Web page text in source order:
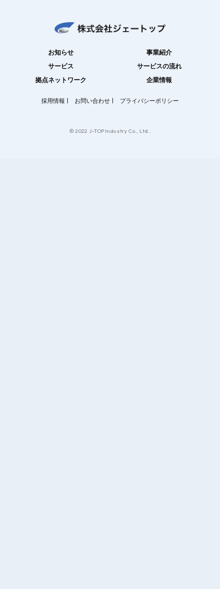
お知らせ
事業紹介
サービス
サービスの流れ
拠点ネットワーク
企業情報
採用情報 お問い合わせ プライバシーポリシー
© 2022 J-TOP Industry Co., Ltd..